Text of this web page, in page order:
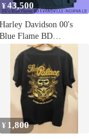
¥43,500
Harley Davidson 00's
Blue Flame BD
EVANSVILLE
INOIANA LS Black XL
¥ 1,800